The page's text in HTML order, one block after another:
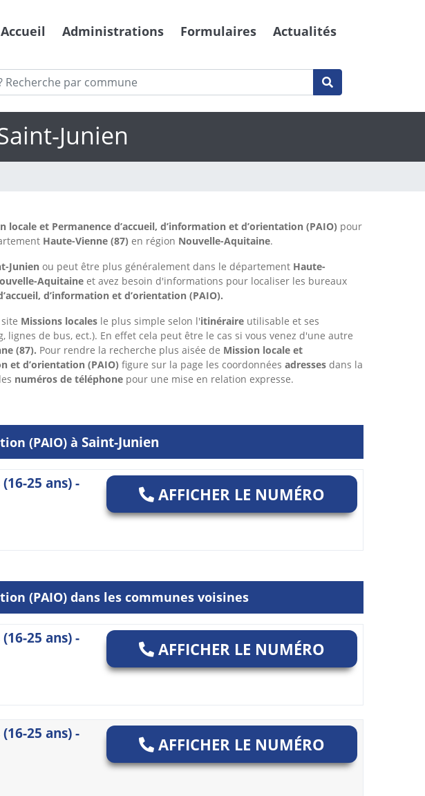
Accueil Administrations Formulaires Actualités
Junien
locale et Permanence d’accueil, d’information et d’orientation (PAIO) pour
Haute-Vienne (87) en région Nouvelle-Aquitaine.
Junien ou peut être plus généralement dans le département Haute-
Aquitaine et avez besoin d'informations pour localiser les bureaux
d’information et d’orientation (PAIO).
Missions localesle plus simple selon l'itinéraireutilisable et ses
lignes de bus, ect.). En effet cela peut être le cas si vous venez d'une autre
(87). Pour rendre la recherche plus aisée de Mission locale et
et d’orientation (PAIO) figure sur la page les coordonnées adressesdans la
numéros de téléphonepour une mise en relation expresse.
(PAIO) à Saint-Junien
25 ans) -
AFFICHER LE NUMÉRO
(PAIO) dans les communes voisines
25 ans) -
AFFICHER LE NUMÉRO
25 ans) -
AFFICHER LE NUMÉRO